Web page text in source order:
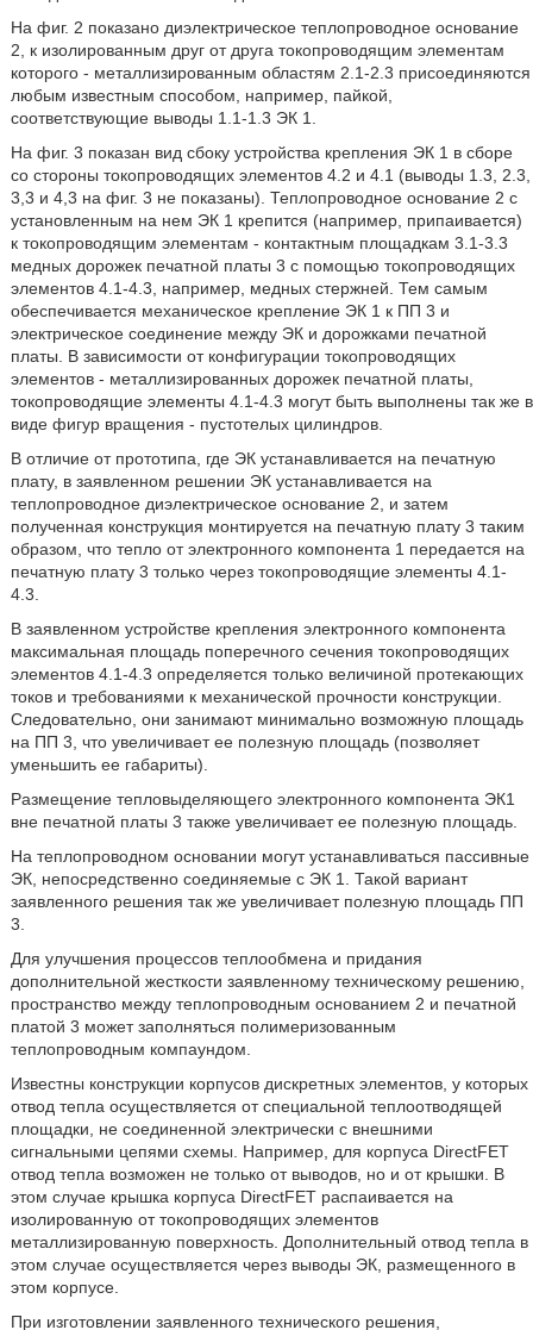
На фиг. 2 показано диэлектрическое теплопроводное основание
2, к изолированным друг от друга токопроводящим элементам
которого - металлизированным областям 2.1-2.3 присоединяются
любым известным способом, например, пайкой,
соответствующие выводы 1.1-1.3 ЭК 1.
На фиг. 3 показан вид сбоку устройства крепления ЭК 1 в сборе
со стороны токопроводящих элементов 4.2 и 4.1 (выводы 1.3, 2.3,
3,3 и 4,3 на фиг. 3 не показаны). Теплопроводное основание 2 с
установленным на нем ЭК 1 крепится (например, припаивается)
к токопроводящим элементам - контактным площадкам 3.1-3.3
медных дорожек печатной платы 3 с помощью токопроводящих
элементов 4.1-4.3, например, медных стержней. Тем самым
обеспечивается механическое крепление ЭК 1 к ПП 3 и
электрическое соединение между ЭК и дорожками печатной
платы. В зависимости от конфигурации токопроводящих
элементов - металлизированных дорожек печатной платы,
токопроводящие элементы 4.1-4.3 могут быть выполнены так же в
виде фигур вращения - пустотелых цилиндров.
В отличие от прототипа, где ЭК устанавливается на печатную
плату, в заявленном решении ЭК устанавливается на
теплопроводное диэлектрическое основание 2, и затем
полученная конструкция монтируется на печатную плату 3 таким
образом, что тепло от электронного компонента 1 передается на
печатную плату 3 только через токопроводящие элементы 4.1-
4.3.
В заявленном устройстве крепления электронного компонента
максимальная площадь поперечного сечения токопроводящих
элементов 4.1-4.3 определяется только величиной протекающих
токов и требованиями к механической прочности конструкции.
Следовательно, они занимают минимально возможную площадь
на ПП 3, что увеличивает ее полезную площадь (позволяет
уменьшить ее габариты).
Размещение тепловыделяющего электронного компонента ЭК1
вне печатной платы 3 также увеличивает ее полезную площадь.
На теплопроводном основании могут устанавливаться пассивные
ЭК, непосредственно соединяемые с ЭК 1. Такой вариант
заявленного решения так же увеличивает полезную площадь ПП
3.
Для улучшения процессов теплообмена и придания
дополнительной жесткости заявленному техническому решению,
пространство между теплопроводным основанием 2 и печатной
платой 3 может заполняться полимеризованным
теплопроводным компаундом.
Известны конструкции корпусов дискретных элементов, у которых
отвод тепла осуществляется от специальной теплоотводящей
площадки, не соединенной электрически с внешними
сигнальными цепями схемы. Например, для корпуса DirectFET
отвод тепла возможен не только от выводов, но и от крышки. В
этом случае крышка корпуса DirectFET распаивается на
изолированную от токопроводящих элементов
металлизированную поверхность. Дополнительный отвод тепла в
этом случае осуществляется через выводы ЭК, размещенного в
этом корпусе.
При изготовлении заявленного технического решения,